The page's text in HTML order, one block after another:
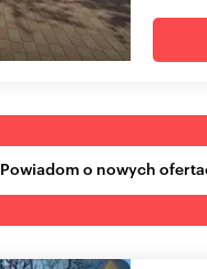
Powiadom o nowych